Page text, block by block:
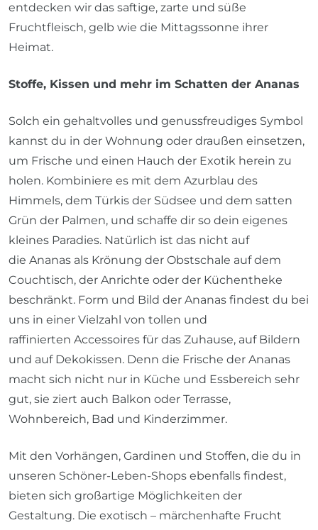
entdecken wir das saftige, zarte und süße
Fruchtfleisch, gelb wie die Mittagssonne ihrer
Heimat.
Stoffe, Kissen und mehr im Schatten der Ananas
Solch ein gehaltvolles und genussfreudiges Symbol
kannst du in der Wohnung oder draußen einsetzen,
um Frische und einen Hauch der Exotik herein zu
holen. Kombiniere es mit dem Azurblau des
Himmels, dem Türkis der Südsee und dem satten
Grün der Palmen, und schaffe dir so dein eigenes
kleines Paradies. Natürlich ist das nicht auf
die Ananas als Krönung der Obstschale auf dem
Couchtisch, der Anrichte oder der Küchentheke
beschränkt. Form und Bild der Ananas findest du bei
uns in einer Vielzahl von tollen und
raffinierten Accessoires für das Zuhause, auf Bildern
und auf Dekokissen. Denn die Frische der Ananas
macht sich nicht nur in Küche und Essbereich sehr
gut, sie ziert auch Balkon oder Terrasse,
Wohnbereich, Bad und Kinderzimmer.
Mit den Vorhängen, Gardinen und Stoffen, die du in
unseren Schöner-Leben-Shops ebenfalls findest,
bieten sich großartige Möglichkeiten der
Gestaltung. Die exotisch – märchenhafte Frucht